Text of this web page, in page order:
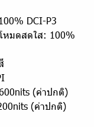
DCI-P3
หมดสดใส: 100%
(ค่าปกติ)
(ค่าปกติ)